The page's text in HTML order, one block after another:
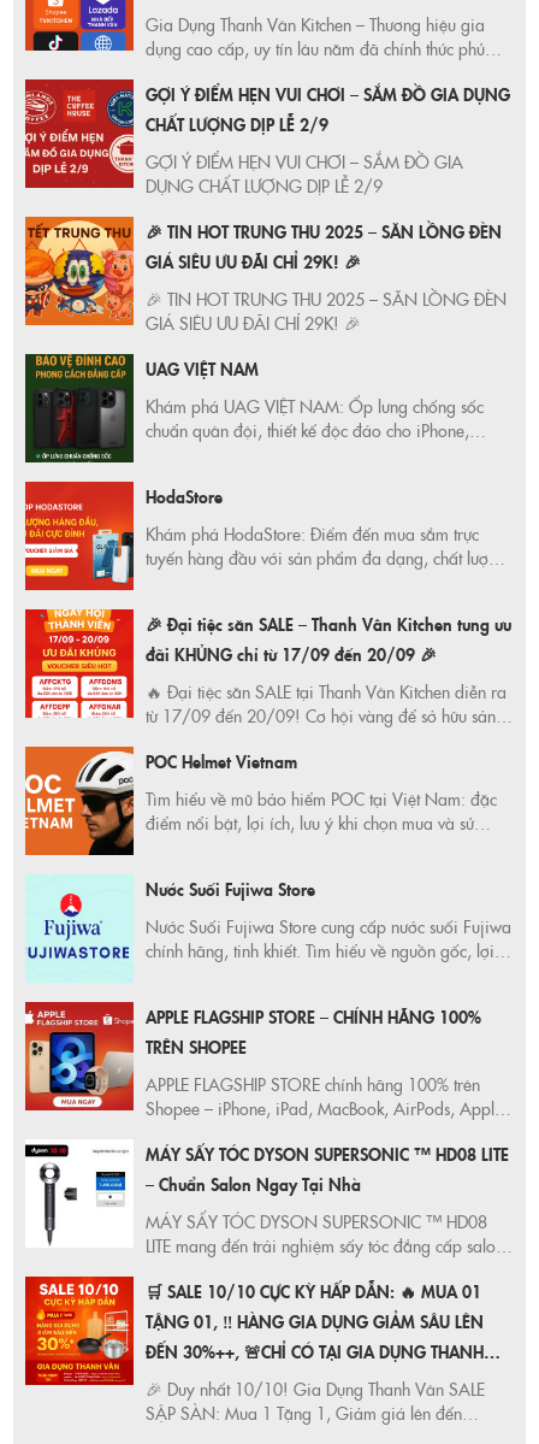
Gia Dụng Thanh Vân Kitchen – Thương hiệu gia
dụng cao cấp, uy tín lâu năm đã chính thức phủ
và website riêng, giúp khách hàng mua sắm dễ
dàng – tiện lợi – an tâm.
GỢI Ý ĐIỂM HẸN VUI CHƠI – SẮM ĐỒ GIA DỤNG
CHẤT LƯỢNG DỊP LỄ 2/9
GỢI Ý ĐIỂM HẸN VUI CHƠI – SẮM ĐỒ GIA
DỤNG CHẤT LƯỢNG DỊP LỄ 2/9
🎉 TIN HOT TRUNG THU 2025 – SĂN LỒNG ĐÈN
GIÁ SIÊU ƯU ĐÃI CHỈ 29K! 🎉
🎉 TIN HOT TRUNG THU 2025 – SĂN LỒNG ĐÈN
GIÁ SIÊU ƯU ĐÃI CHỈ 29K! 🎉
UAG VIỆT NAM
Khám phá UAG VIỆT NAM: Ốp lưng chống sốc
chuẩn quân đội, thiết kế độc đáo cho iPhone,
HodaStore
Khám phá HodaStore: Điểm đến mua sắm trực
tuyến hàng đầu với sản phẩm đa dạng, chất lượng
ngay hôm nay!
🎉 Đại tiệc săn SALE – Thanh Vân Kitchen tung ưu
đãi KHỦNG chỉ từ 17/09 đến 20/09 🎉
🔥 Đại tiệc săn SALE tại Thanh Vân Kitchen diễn ra
từ 17/09 đến 20/09! Cơ hội vàng để sở hữu sản
lỡ! Mua sắm thông minh ngay hôm nay!
POC Helmet Vietnam
Tìm hiểu về mũ bảo hiểm POC tại Việt Nam: đặc
điểm nổi bật, lợi ích, lưu ý khi chọn mua và sử
Nước Suối Fujiwa Store
Nước Suối Fujiwa Store cung cấp nước suối Fujiwa
chính hãng, tinh khiết. Tìm hiểu về nguồn gốc, lợi
APPLE FLAGSHIP STORE – CHÍNH HÃNG 100%
TRÊN SHOPEE
APPLE FLAGSHIP STORE chính hãng 100% trên
Shopee – iPhone, iPad, MacBook, AirPods, Apple
hành toàn cầu, deal sốc mỗi tháng!
MÁY SẤY TÓC DYSON SUPERSONIC ™ HD08 LITE
– Chuẩn Salon Ngay Tại Nhà
MÁY SẤY TÓC DYSON SUPERSONIC ™ HD08
LITE mang đến trải nghiệm sấy tóc đẳng cấp salon
minh, bảo vệ tóc mềm mượt và tạo kiểu linh hoạt.
Ưu đãi cực hot tại Shopee, Lazada chính hãng.
🛒 SALE 10/10 CỰC KỲ HẤP DẪN: 🔥 MUA 01
TẶNG 01, ‼️ HÀNG GIA DỤNG GIẢM SÂU LÊN
ĐẾN 30%++, 🚨CHỈ CÓ TẠI GIA DỤNG THANH
VÂN,
🎉 Duy nhất 10/10! Gia Dụng Thanh Vân SALE
SẬP SÀN: Mua 1 Tặng 1, Giảm giá lên đến